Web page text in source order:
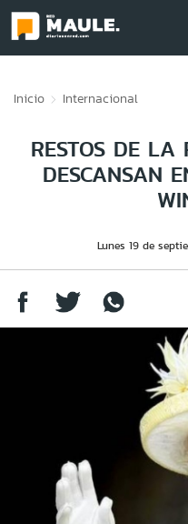
Inicio Internacional
RESTOS DE
DESCANSAN
Lunes 19 de